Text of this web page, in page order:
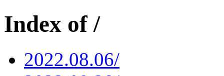
Index of /
2022.08.06/